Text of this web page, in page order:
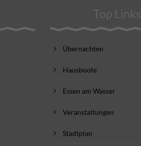
Top Links
Übernachten
Hausboote
Essen am Wasser
Veranstaltungen
Stadtplan